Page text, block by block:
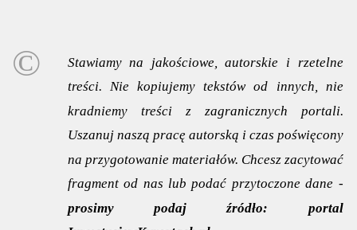
Stawiamy na jakościowe, autorskie i rzetelne
treści. Nie kopiujemy tekstów od innych, nie
kradniemy treści z zagranicznych portali.
Uszanuj naszą pracę autorską i czas poświęcony
na przygotowanie materiałów. Chcesz zacytować
fragment od nas lub podać przytoczone dane -
prosimy podaj źródło:
portal